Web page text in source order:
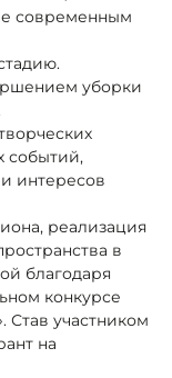
современным
уборки
событий,
интересов
реализация
в
благодаря
конкурсе
участником
на